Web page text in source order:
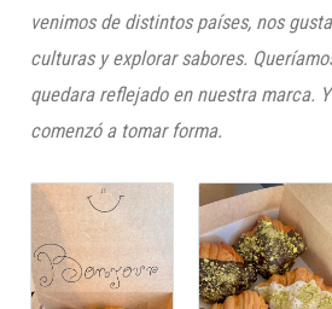
venimos de distintos países, nos
culturas y explorar sabores.
quedara reflejado en nuestra marca.
comenzó a tomar forma.